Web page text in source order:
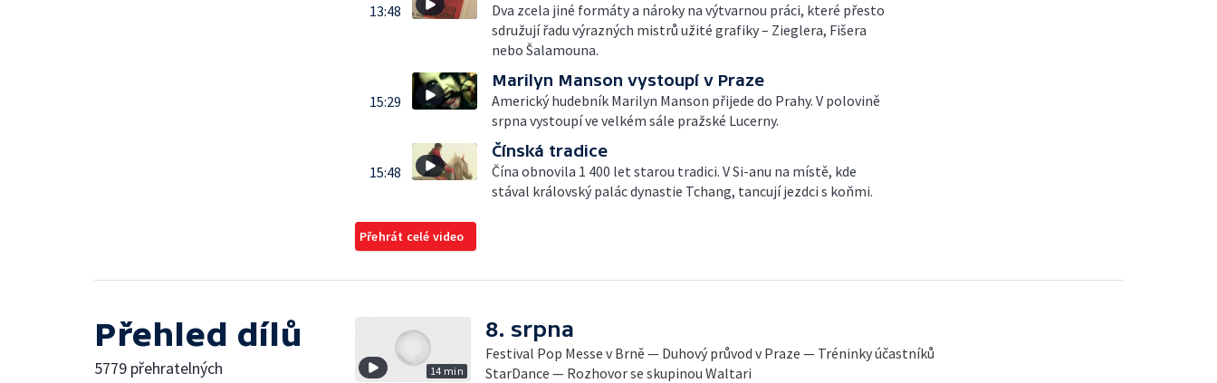
13:48
Dva zcela jiné formáty a nároky na výtvarnou práci, které přesto
sdružují řadu výrazných mistrů užité grafiky – Zieglera, Fišera
nebo Šalamouna.
15:29
Marilyn Manson vystoupí v Praze
Americký hudebník Marilyn Manson přijede do Prahy. V polovině
srpna vystoupí ve velkém sále pražské Lucerny.
15:48
Čínská tradice
Čína obnovila 1 400 let starou tradici. V Si-anu na místě, kde
stával královský palác dynastie Tchang, tancují jezdci s koňmi.
Přehrát celé video
Přehled dílů
5779 přehratelných 14 min
8. srpna
Festival Pop Messe v Brně — Duhový průvod v Praze — Tréninky účastníků
StarDance — Rozhovor se skupinou Waltari